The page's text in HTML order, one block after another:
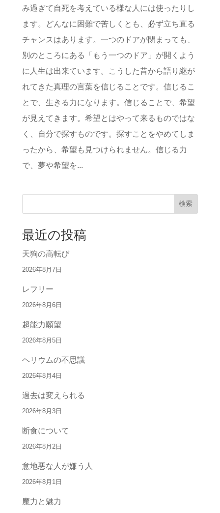
み過ぎて自死を考えている様な人には使ったりし
ます。どんなに困難で苦しくとも、必ず立ち直る
チャンスはあります。一つのドアが閉まっても、
別のところにある「もう一つのドア」が開くよう
に人生は出来ています。こうした昔から語り継が
れてきた真理の言葉を信じることです。信じるこ
とで、生きる力になります。信じることで、希望
が見えてきます。希望とはやって来るものではな
く、自分で探すものです。探すことをやめてしま
ったから、希望も見つけられません。信じる力
で、夢や希望を...
検索
最近の投稿
天狗の高転び
2026年8月7日
レフリー
2026年8月6日
超能力願望
2026年8月5日
ヘリウムの不思議
2026年8月4日
過去は変えられる
2026年8月3日
断食について
2026年8月2日
意地悪な人が嫌う人
2026年8月1日
魔力と魅力